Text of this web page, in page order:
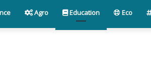
Agro Education Eco